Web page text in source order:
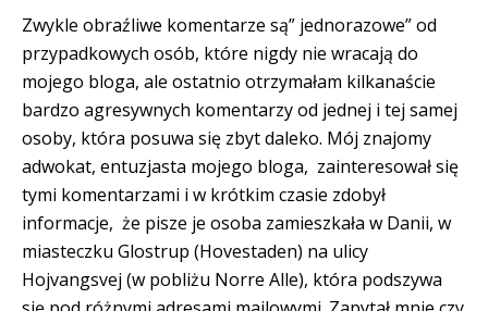
Zwykle obraźliwe komentarze są” jednorazowe” od
przypadkowych osób, które nigdy nie wracają do
mojego bloga, ale ostatnio otrzymałam kilkanaście
bardzo agresywnych komentarzy od jednej i tej samej
osoby, która posuwa się zbyt daleko. Mój znajomy
adwokat, entuzjasta mojego bloga, zainteresował się
tymi komentarzami i w krótkim czasie zdobył
informacje, że pisze je osoba zamieszkała w Danii, w
miasteczku Glostrup (Hovestaden) na ulicy
Hojvangsvej (w pobliżu Norre Alle), która podszywa